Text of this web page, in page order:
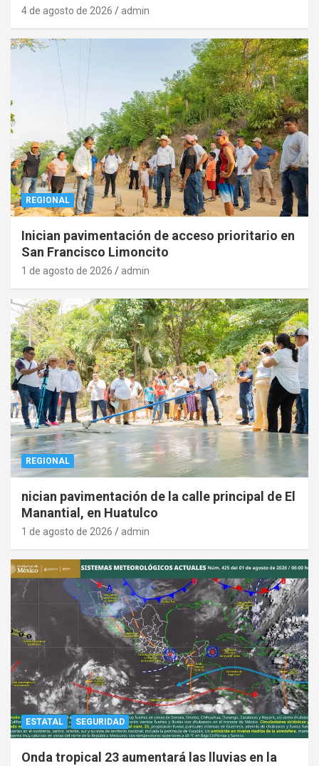
4 de agosto de 2026 admin
REGIONAL
Inician pavimentación de acceso prioritario en
San Francisco Limoncito
1 de agosto de 2026 admin
REGIONAL
nician pavimentación de la calle principal de El
Manantial, en Huatulco
1 de agosto de 2026 admin
ESTATAL SEGURIDAD
Onda tropical 23 aumentará las lluvias en la